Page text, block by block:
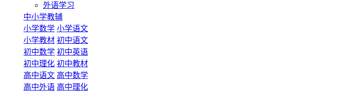
外语学习
中小学教辅
小学数学 小学语文
小学教材 初中语文
初中数学 初中英语
初中理化 初中教材
高中语文 高中数学
高中外语 高中理化